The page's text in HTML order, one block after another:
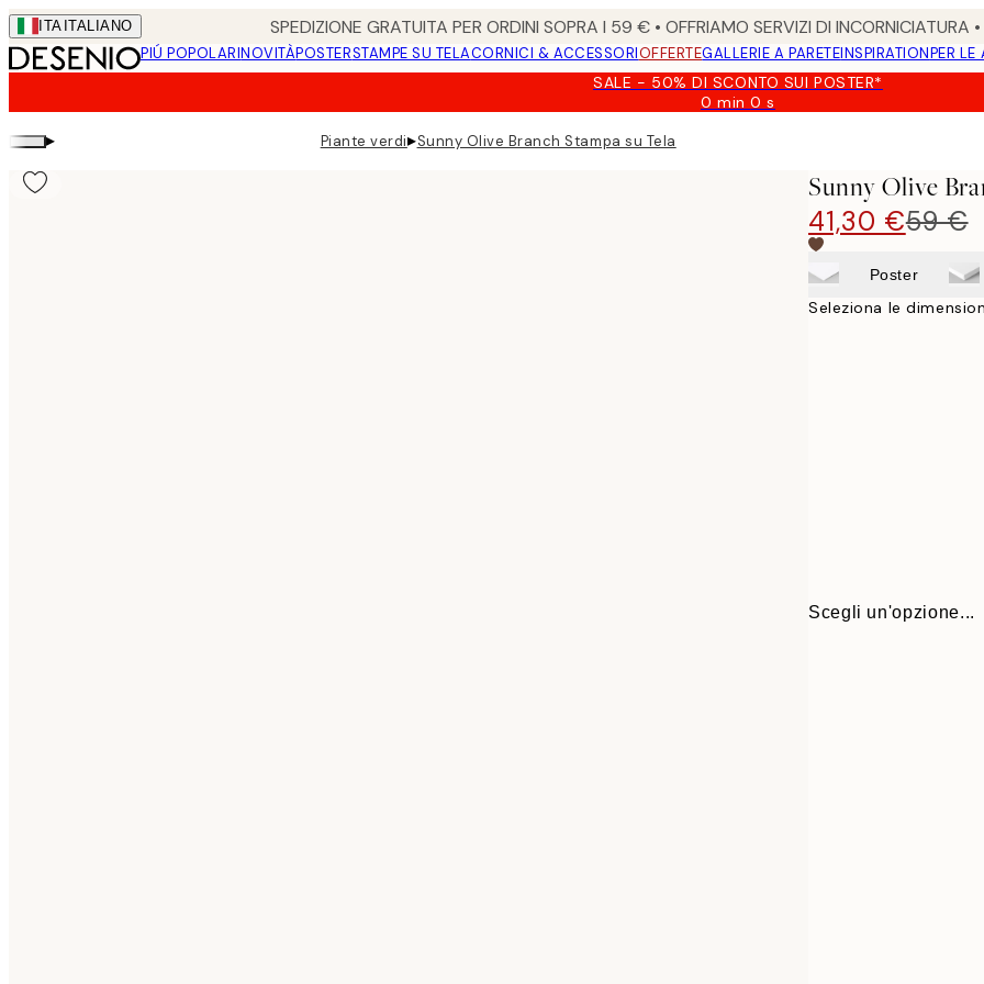
Skip
to
main
ITA ITALIANO SPEDIZIONE GRATUITA PER ORDINI SOPRA I 59 € • OFFRIAMO SERVIZI DI
PIÚ POPOLARINOVITÀPOSTERSTAMPE SU TELACORNICI & ACCESSORIOFFERTEGALLERIE A PARETEINSPIRATIONPER LE
SALE - 50% DI SCONTO SUI POSTER*
0 min0 s
Valido
▸ Piante verdi▸Sunny Olive Branch Stampa su Tela
Sunny Olive
41,30 €59 €
Poster
Seleziona le
Scegli un'opzione...